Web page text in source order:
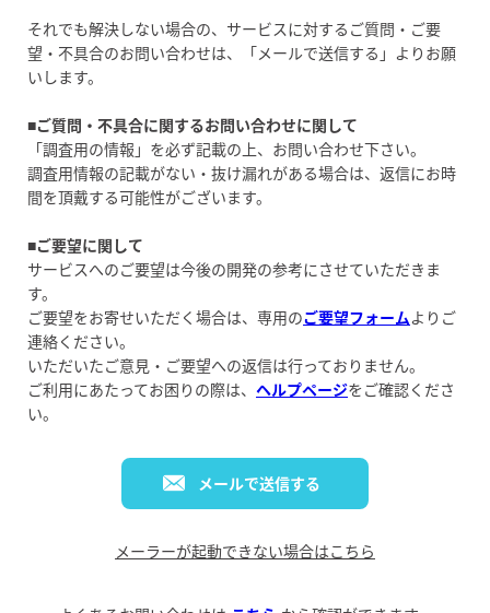
それでも解決しない場合の、サービスに対するご質問・ご要
望・不具合のお問い合わせは、「メールで送信する」よりお願
いします。
■ご質問・不具合に関するお問い合わせに関して
「調査用の情報」を必ず記載の上、お問い合わせ下さい。
調査用情報の記載がない・抜け漏れがある場合は、返信にお時
間を頂戴する可能性がございます。
■ご要望に関して
サービスへのご要望は今後の開発の参考にさせていただきま
す。
ご要望をお寄せいただく場合は、専用のご要望フォームよりご
連絡ください。
いただいたご意見・ご要望への返信は行っておりません。
ご利用にあたってお困りの際は、 ヘルプページをご確認くださ
い。
メールで送信する
メーラーが起動できない場合はこちら